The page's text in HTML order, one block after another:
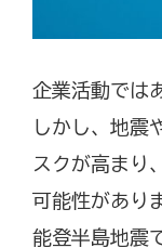
企業活動では
しかし、地震
スクが高まり
可能性があり
能登半島地震